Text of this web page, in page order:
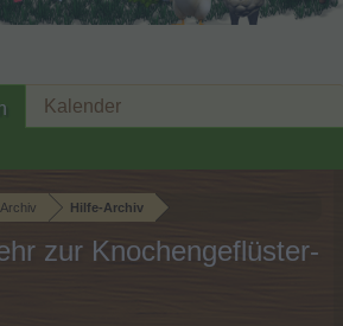
Archiv Hilfe-Archiv
zur Knochengeflüster-
Kalender